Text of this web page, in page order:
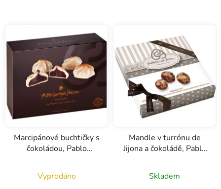
Marcipánové buchtičky s
čokoládou, Pablo
Vyprodáno
Mandle v turrónu de
Jijona a čokoládě, Pablo
Skladem